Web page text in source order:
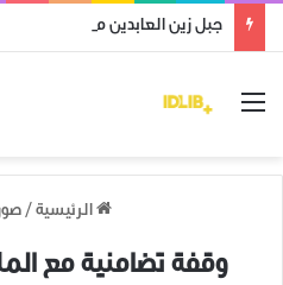
جبل زين العابدين محرر من قوات
القائمة
الرئيسية /
وقفة تضامنية مع